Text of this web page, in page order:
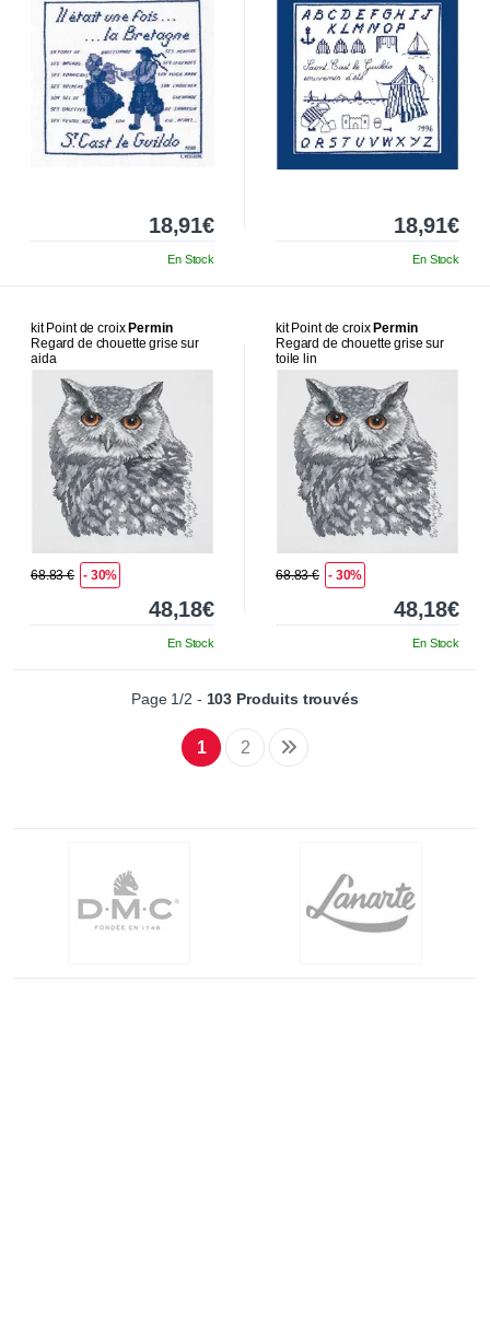
18,91€
En Stock
18,91€
En Stock
kit Point de croix Permin
Regard de chouette grise sur
aida
68.83 € - 30%
48,18€
En Stock
kit Point de croix Permin
Regard de chouette grise sur
toile lin
68.83 € - 30%
48,18€
En Stock
Page 1/2 - 103 Produits trouvés
1 2